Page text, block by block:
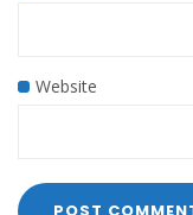
Website